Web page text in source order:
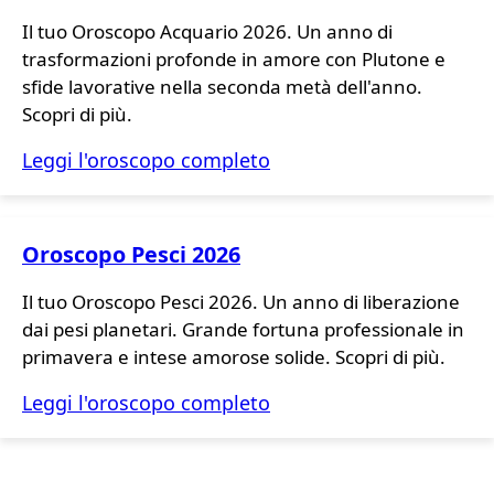
Il tuo Oroscopo Acquario 2026. Un anno di
trasformazioni profonde in amore con Plutone e
sfide lavorative nella seconda metà dell'anno.
Scopri di più.
Leggi l'oroscopo completo
Oroscopo Pesci 2026
Il tuo Oroscopo Pesci 2026. Un anno di liberazione
dai pesi planetari. Grande fortuna professionale in
primavera e intese amorose solide. Scopri di più.
Leggi l'oroscopo completo